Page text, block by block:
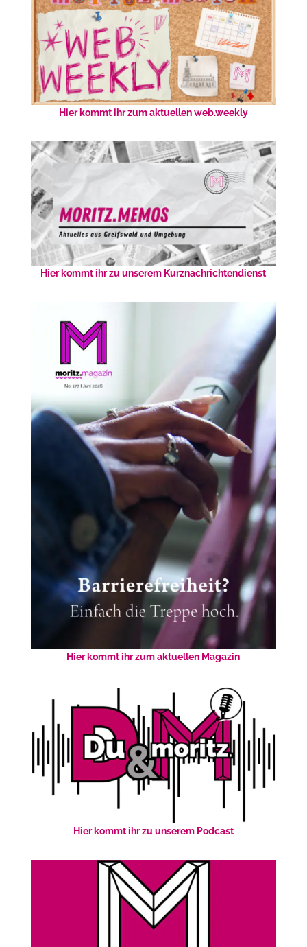
Hier kommt ihr zum aktuellen web.weekly
Hier kommt ihr zu unserem Kurznachrichtendienst
Hier kommt ihr zum aktuellen Magazin
Hier kommt ihr zu unserem Podcast